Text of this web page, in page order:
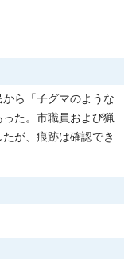
ら「子グマのような
た。市職員および猟
が、痕跡は確認でき